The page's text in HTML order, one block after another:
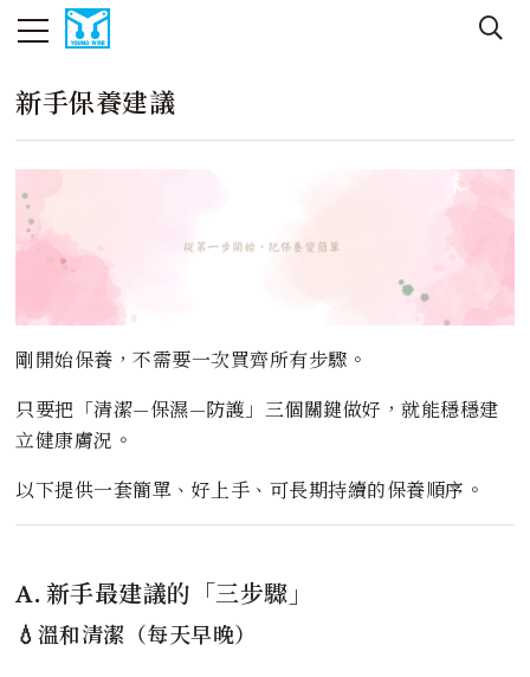
新手保養建議
剛開始保養，不需要一次買齊所有步驟。
只要把「清潔—保濕—防護」三個關鍵做好，就能穩穩建
立健康膚況。
以下提供一套簡單、好上手、可長期持續的保養順序。
A. 新手最建議的「三步驟」
💧溫和清潔（每天早晚）